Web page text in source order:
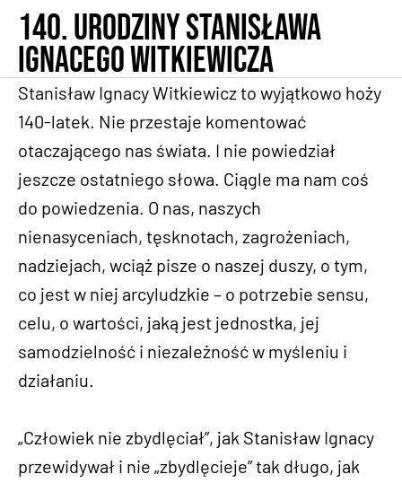
140. urodziny Stanisława
Ignacego Witkiewicza
Stanisław Ignacy Witkiewicz to wyjątkowo hoży
140-latek. Nie przestaje komentować
otaczającego nas świata. I nie powiedział
jeszcze ostatniego słowa. Ciągle ma nam coś
do powiedzenia. O nas, naszych
nienasyceniach, tęsknotach, zagrożeniach,
nadziejach, wciąż pisze o naszej duszy, o tym,
co jest w niej arcyludzkie – o potrzebie sensu,
celu, o wartości, jaką jest jednostka, jej
samodzielność i niezależność w myśleniu i
działaniu.
„Człowiek nie zbydlęciał”, jak Stanisław Ignacy
przewidywał i nie „zbydlęcieje” tak długo, jak